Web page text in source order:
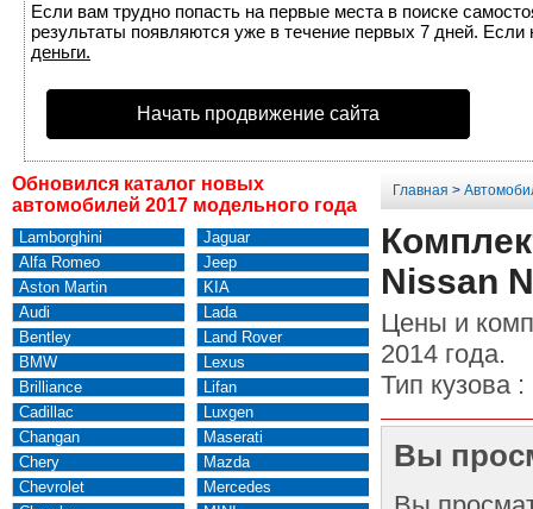
Если вам трудно попасть на первые места в поиске
результаты появляются уже в течение первых 7 дней.
деньги.
Начать продвижение сайта
Обновился каталог новых
автомобилей 2017 модельного года
Lamborghini
Alfa Romeo
Aston Martin
Audi
Bentley
BMW
Brilliance
Cadillac
Changan
Chery
Chevrolet
Jaguar
Jeep
KIA
Lada
Land Rover
Lexus
Lifan
Luxgen
Maserati
Mazda
Mercedes
Главная >
Nissan
Цены и
2014 года.
Тип кузова :
Вы